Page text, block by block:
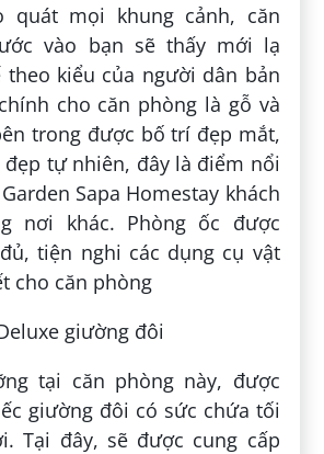
quát mọi khung cảnh, căn
vào bạn sẽ thấy mới lạ
kiểu của người dân bản
cho căn phòng là gỗ và
trong được bố trí đẹp mắt,
tự nhiên, đây là điểm nổi
Sapa Homestay khách
nơi khác. Phòng ốc được
tiện nghi các dụng cụ vật
cho căn phòng
giường đôi
tại căn phòng này, được
giường đôi có sức chứa tối
Tại đây, sẽ được cung cấp